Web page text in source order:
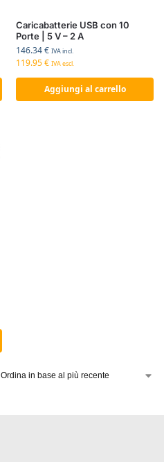
Caricabatterie USB con 10
Porte | 5 V – 2 A
146.34€ IVA incl.
119.95€ IVA escl.
Aggiungi al carrello